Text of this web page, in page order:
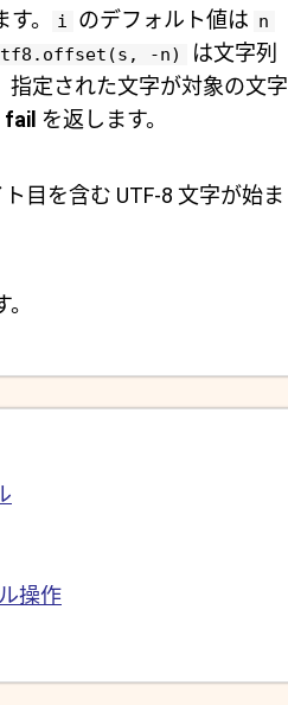
。 i のデフォルト値は n
-n)
は文字列
指定された文字が対象の文字
fail を返します。
目を含む UTF-8 文字が始ま
操作